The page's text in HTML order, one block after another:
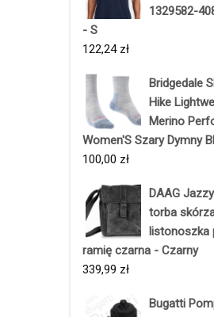
1329582-
- S
122,24 zł
Bridgedale
Hike
Merino
Women'S Szary Dymny
100,00 zł
DAAG
torba
listonoszka
ramię czarna - Czarny
339,99 zł
Bugatti